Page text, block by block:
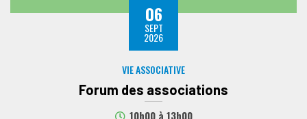
06
SEPT
2026
VIE ASSOCIATIVE
Forum des associations
10h00 à 13h00